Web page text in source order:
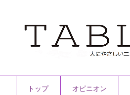
トップ オピニオン